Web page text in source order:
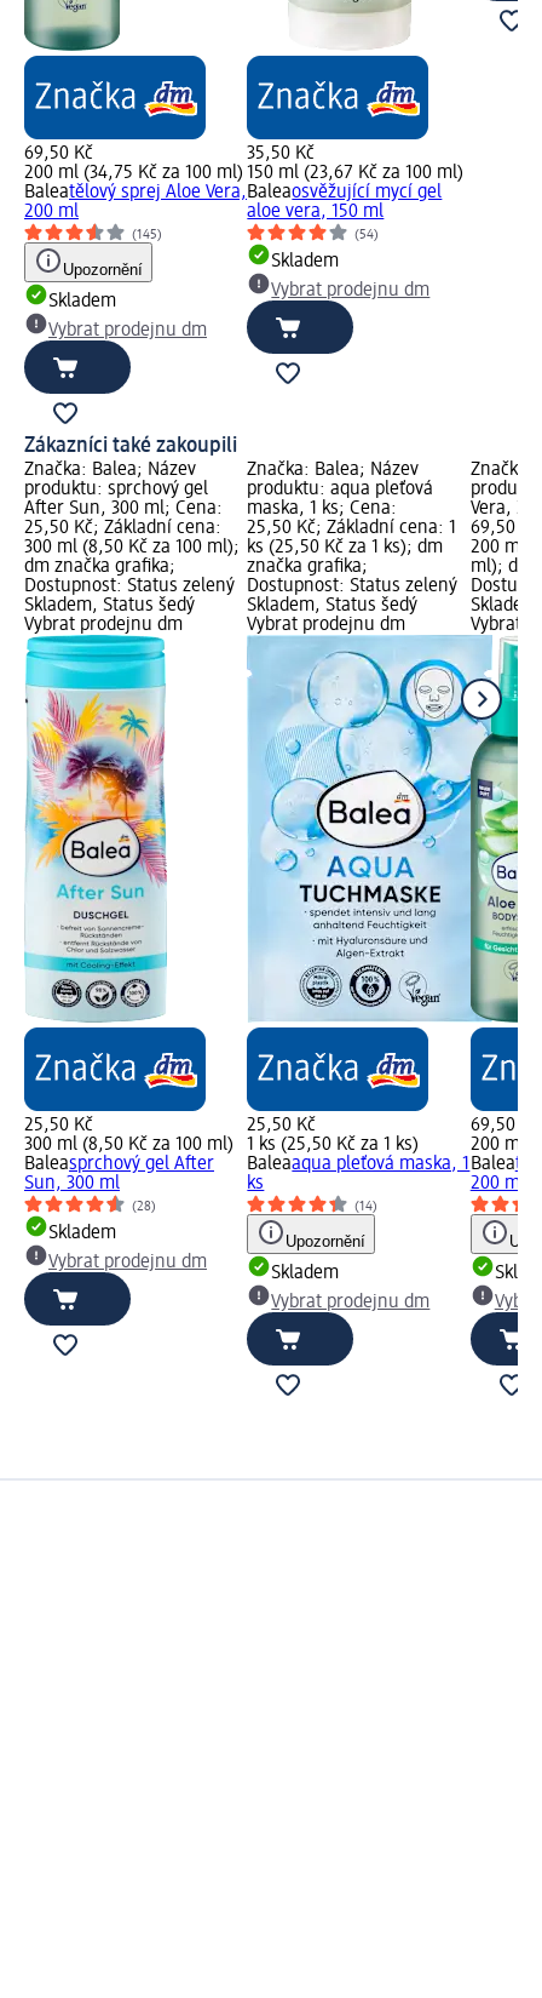
69,50 Kč
200 ml (34,75 Kč za 100 ml)
Baleatělový sprej Aloe Vera,
200 ml
(145)
Upozornění
Skladem
Vybrat prodejnu dm
35,50 Kč
150 ml (23,67 Kč za 100 ml)
Baleaosvěžující mycí gel
aloe vera, 150 ml
(54)
Skladem
Vybrat prodejnu dm
Zákazníci také zakoupili
Značka: Balea; Název
produktu: sprchový gel
After Sun, 300 ml; Cena:
25,50 Kč; Základní cena:
300 ml (8,50 Kč za 100 ml);
dm značka grafika;
Dostupnost: Status zelený
Skladem, Status šedý
Vybrat prodejnu dm
25,50 Kč
300 ml (8,50 Kč za 100 ml)
Baleasprchový gel After
Sun, 300 ml
(28)
Skladem
Vybrat prodejnu dm
Značka: Balea; Název
produktu: aqua pleťová
maska, 1 ks; Cena:
25,50 Kč; Základní cena: 1
ks (25,50 Kč za 1 ks); dm
značka grafika;
Dostupnost: Status zelený
Skladem, Status šedý
Vybrat prodejnu dm
25,50 Kč
1 ks (25,50 Kč za 1 ks)
Baleaaqua pleťová maska, 1
ks
(14)
Upozornění
Skladem
Vybrat prodejnu dm
Značka:
Vera,
69,50
200 ml
ml); dm
Vybrat
69,50 Kč
200 ml
Balea
200 ml